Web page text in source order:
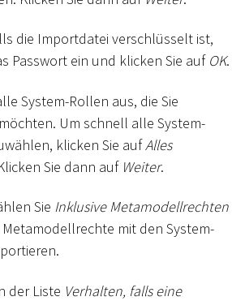
die Importdatei verschlüsselt ist,
Passwort ein und klicken Sie auf OK.
System-Rollen aus, die Sie
Um schnell alle System-
klicken Sie aufAlles
Sie dann auf Weiter.
Sie Inklusive Metamodellrechten
mit den System-
der Liste Verhalten, falls eine